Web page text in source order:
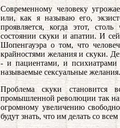
Современному человеку
или, как я называю его,
проявляется, когда этот,
состоянии скуки и апатии. И
Шопенгауэра о том, что
крайностями желания и скуки.
- и пациентами, и
называемые сексуальные желания.
Проблема скуки становится
промышленной революции так
огромному увеличению
будут знать, что им делать со